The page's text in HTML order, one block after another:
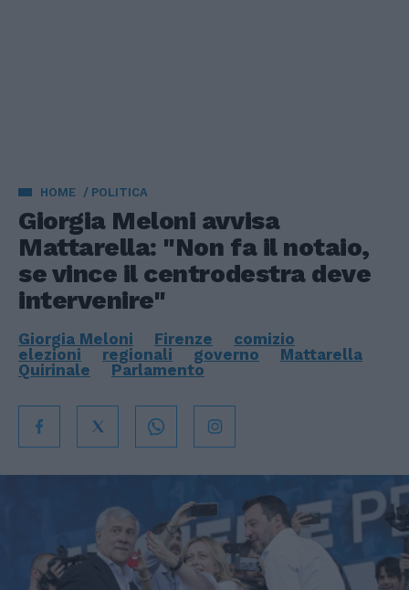
HOME POLITICA
Giorgia Meloni avvisa
Mattarella: "Non fa il notaio,
se vince il centrodestra deve
intervenire"
Giorgia Meloni Firenze
comizio
elezioni
regionali governo
Mattarella
Quirinale
Parlamento